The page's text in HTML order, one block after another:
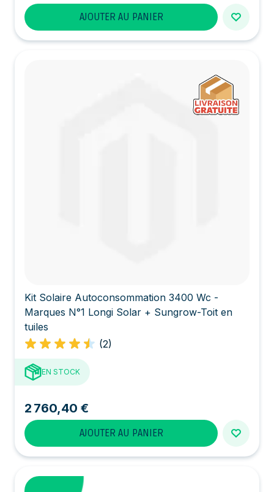
AJOUTER AU PANIER
Kit Solaire Autoconsommation 3400 Wc -
Marques N°1 Longi Solar + Sungrow-Toit en
tuiles
(2)
EN STOCK
2 760,40 €
AJOUTER AU PANIER